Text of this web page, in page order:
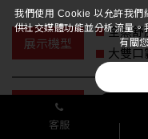
全蒸舒
大雙口
客服
我們使用 Cookie 以允許我們
供社交媒體功能並分析流量
有關